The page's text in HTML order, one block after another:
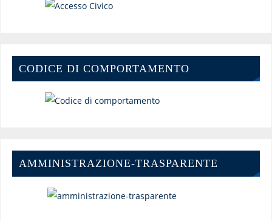
CODICE DI COMPORTAMENTO
AMMINISTRAZIONE-TRASPARENTE